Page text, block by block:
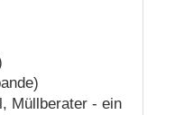
Müllberater - ein